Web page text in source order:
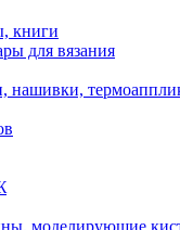
книги
для вязания
нашивки,
моделирующие